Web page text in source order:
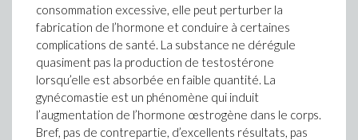
consommation excessive, elle peut perturber la
fabrication de l’hormone et conduire à certaines
complications de santé. La substance ne dérégule
quasiment pas la production de testostérone
lorsqu’elle est absorbée en faible quantité. La
gynécomastie est un phénomène qui induit
l’augmentation de l’hormone œstrogène dans le corps.
Bref, pas de contrepartie, d’excellents résultats, pas